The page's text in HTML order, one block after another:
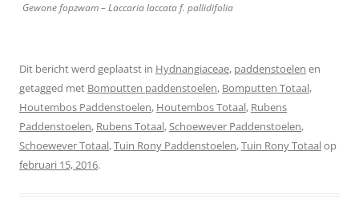
Gewone fopzwam – Laccaria laccata f. pallidifolia
Dit bericht werd geplaatst in Hydnangiaceae, paddenstoelen en
getagged met Bomputten paddenstoelen, Bomputten Totaal,
Houtembos Paddenstoelen, Houtembos Totaal, Rubens
Paddenstoelen, Rubens Totaal,Schoewever Paddenstoelen,
Schoewever Totaal,Tuin Rony Paddenstoelen,Tuin Rony Totaalop
februari 15, 2016.